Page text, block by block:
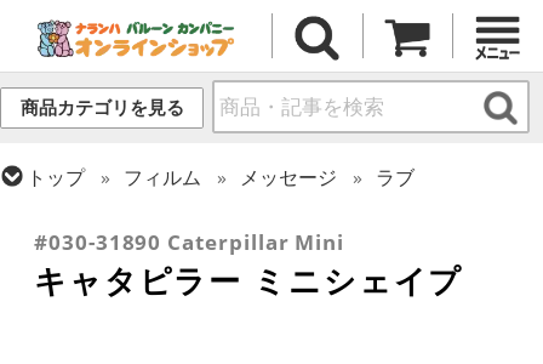
商品カテゴリを見る
トップ フィルム メッセージ
ラブ
バレンタイン
#030-31890 Caterpillar Mini
キャタピラー ミニシェイプ